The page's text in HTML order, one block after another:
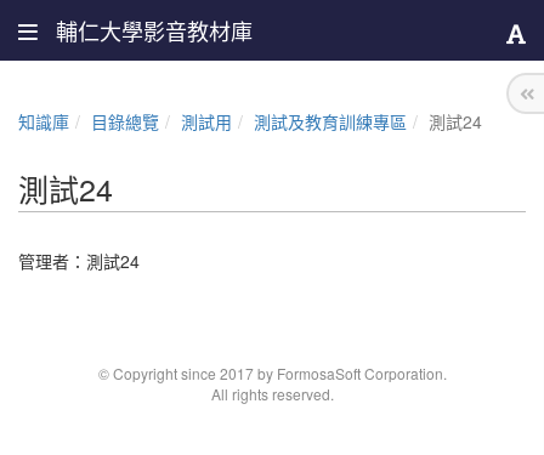
輔仁大學影音教材庫
知識庫 目錄總覽 測試用 測試及教育訓練專區 測試24
測試24
管理者： 測試24
© Copyright since 2017 by FormosaSoft Corporation.
All rights reserved.